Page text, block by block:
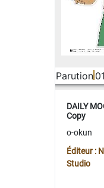
Parution
DAILY
Copy
o-okun
Éditeur :
Studio